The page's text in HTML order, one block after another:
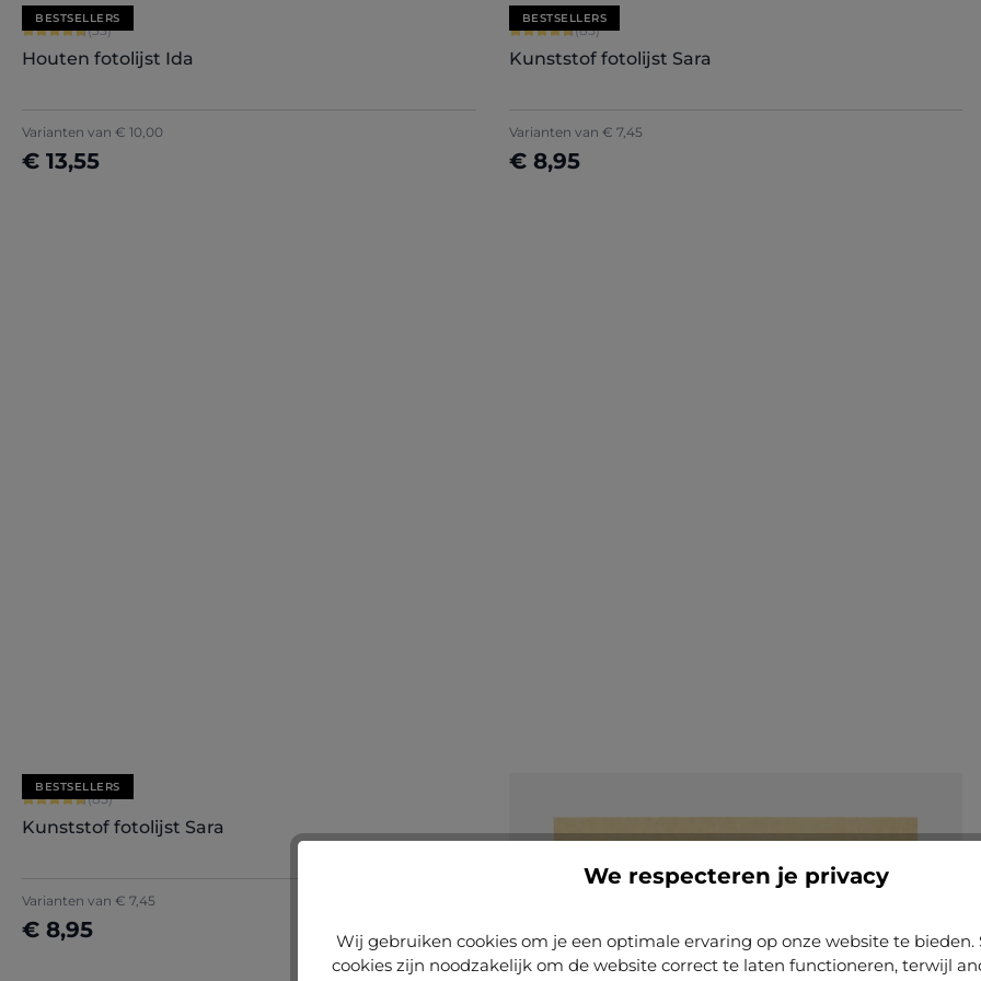
BESTSELLERS
Gemiddelde waardering van 4.79 van 5 sterren
(33)
Houten fotolijst Ida
Varianten van € 10,00
€ 13,55
BESTSELLERS
Gemiddelde waardering van 4.71 van 5 sterren
(85)
Kunststof fotolijst Sara
Varianten van € 7,45
€ 8,95
BESTSELLERS
Gemiddelde waardering van 4.71 van 5 sterren
(85)
Kunststof fotolijst Sara
Varianten van € 7,45
€ 8,95
We respecteren je privacy
Wij gebruiken cookies om je een optimale ervaring op onze website te bieden.
cookies zijn noodzakelijk om de website correct te laten functioneren, terwijl